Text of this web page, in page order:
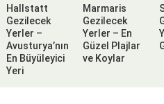
Hallstatt
Gezilecek
Yerler –
Avusturya’nın
En Büyüleyici
Yeri
Marmaris
Gezilecek
Yerler – En
Güzel Plajlar
ve Koylar